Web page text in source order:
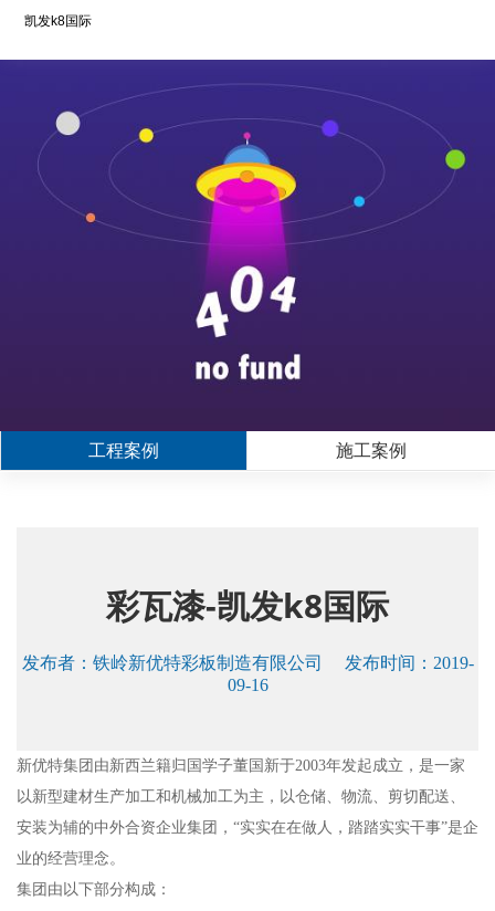
凯发k8国际
工程案例 施工案例
彩瓦漆-凯发k8国际
发布者： 铁岭新优特彩板制造有限公司
发布时间：2019-
09-16
新优特集团由新西兰籍归国学子董国新于2003年发起成立，是一家
以新型建材生产加工和机械加工为主，以仓储、物流、剪切配送、
安装为辅的中外合资企业集团，“实实在在做人，踏踏实实干事”是企
业的经营理念。
集团由以下部分构成：